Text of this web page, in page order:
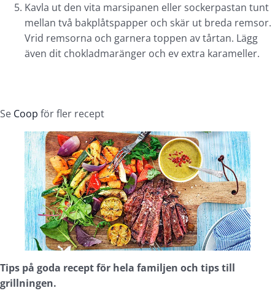
Kavla ut den vita marsipanen eller sockerpastan tunt
mellan två bakplåtspapper och skär ut breda remsor.
Vrid remsorna och garnera toppen av tårtan. Lägg
även dit chokladmaränger och ev extra karameller.
Se Coop för fler recept
Tips på goda recept för hela familjen och tips till
grillningen.